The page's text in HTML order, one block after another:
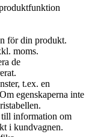
för din produkt.
moms.
de
t.ex. en
egenskaperna inte
till information om
i kundvagnen.